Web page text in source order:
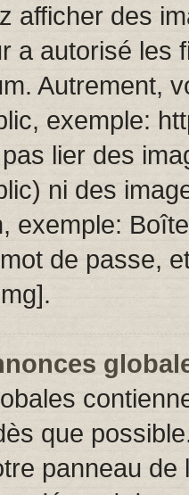
afficher des
a autorisé
Autrement,
exemple:
lier des
ni des
exemple:
de passe,
que
panneau de